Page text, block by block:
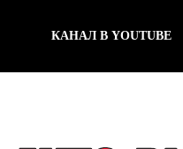
КАНАЛ В YOUTUBE